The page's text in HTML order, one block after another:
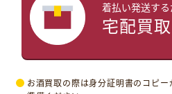
着払い発送する
宅配買取
お酒買取の際は身分証明書のコピ